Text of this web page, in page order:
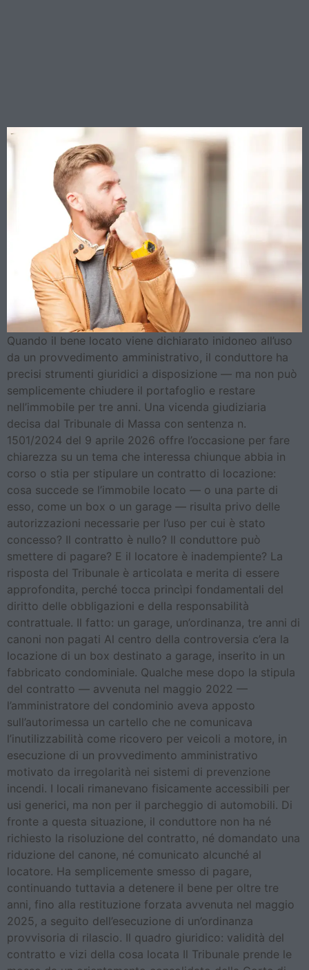
Quando il bene locato viene dichiarato inidoneo all’uso
da un provvedimento amministrativo, il conduttore ha
precisi strumenti giuridici a disposizione — ma non può
semplicemente chiudere il portafoglio e restare
nell’immobile per tre anni. Una vicenda giudiziaria
decisa dal Tribunale di Massa con sentenza n.
1501/2024 del 9 aprile 2026 offre l’occasione per fare
chiarezza su un tema che interessa chiunque abbia in
corso o stia per stipulare un contratto di locazione:
cosa succede se l’immobile locato — o una parte di
esso, come un box o un garage — risulta privo delle
autorizzazioni necessarie per l’uso per cui è stato
concesso? Il contratto è nullo? Il conduttore può
smettere di pagare? E il locatore è inadempiente? La
risposta del Tribunale è articolata e merita di essere
approfondita, perché tocca princìpi fondamentali del
diritto delle obbligazioni e della responsabilità
contrattuale. Il fatto: un garage, un’ordinanza, tre anni di
canoni non pagati Al centro della controversia c’era la
locazione di un box destinato a garage, inserito in un
fabbricato condominiale. Qualche mese dopo la stipula
del contratto — avvenuta nel maggio 2022 —
l’amministratore del condominio aveva apposto
sull’autorimessa un cartello che ne comunicava
l’inutilizzabilità come ricovero per veicoli a motore, in
esecuzione di un provvedimento amministrativo
motivato da irregolarità nei sistemi di prevenzione
incendi. I locali rimanevano fisicamente accessibili per
usi generici, ma non per il parcheggio di automobili. Di
fronte a questa situazione, il conduttore non ha né
richiesto la risoluzione del contratto, né domandato una
riduzione del canone, né comunicato alcunché al
locatore. Ha semplicemente smesso di pagare,
continuando tuttavia a detenere il bene per oltre tre
anni, fino alla restituzione forzata avvenuta nel maggio
2025, a seguito dell’esecuzione di un’ordinanza
provvisoria di rilascio. Il quadro giuridico: validità del
contratto e vizi della cosa locata Il Tribunale prende le